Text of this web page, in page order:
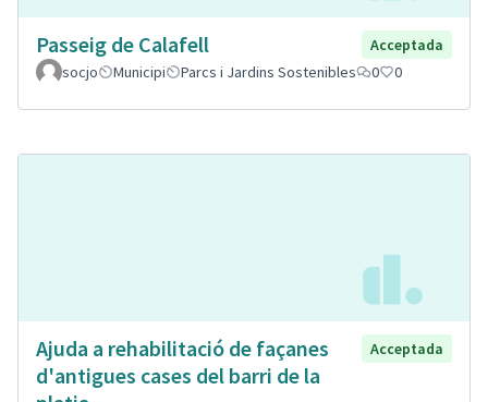
Passeig de Calafell
Acceptada
socjo
Municipi Parcs i Jardins Sostenibles 0 0
Ajuda a rehabilitació de façanes
d'antigues cases del barri de la
Acceptada